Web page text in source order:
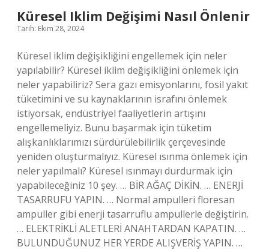
Küresel Iklim Değişimi Nasıl Önlenir
Tarih: Ekim 28, 2024
Küresel iklim değişikliğini engellemek için neler
yapılabilir? Küresel iklim değişikliğini önlemek için
neler yapabiliriz? Sera gazı emisyonlarını, fosil yakıt
tüketimini ve su kaynaklarının israfını önlemek
istiyorsak, endüstriyel faaliyetlerin artışını
engellemeliyiz. Bunu başarmak için tüketim
alışkanlıklarımızı sürdürülebilirlik çerçevesinde
yeniden oluşturmalıyız. Küresel ısınma önlemek için
neler yapılmalı? Küresel ısınmayı durdurmak için
yapabileceğiniz 10 şey. … BİR AĞAÇ DİKİN. … ENERJİ
TASARRUFU YAPIN. … Normal ampulleri floresan
ampuller gibi enerji tasarruflu ampullerle değiştirin.
… ELEKTRİKLİ ALETLERİ ANAHTARDAN KAPATIN. …
BULUNDUĞUNUZ HER YERDE ALIŞVERİŞ YAPIN. …